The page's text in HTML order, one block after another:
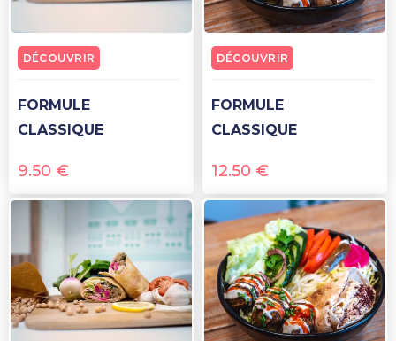
FORMULE
CLASSIQUE
9.50 €
DÉCOUVRIR
FORMULE
CLASSIQUE
12.50 €
DÉCOUVRIR